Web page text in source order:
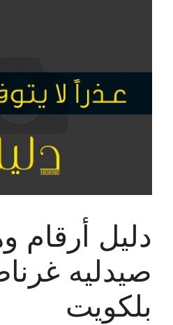
دليل أرقام
صيدليه
بلكويت